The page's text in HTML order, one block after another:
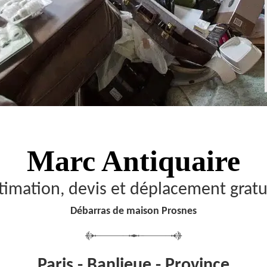
Marc Antiquaire
devis et déplacement
Débarras de maison Prosnes